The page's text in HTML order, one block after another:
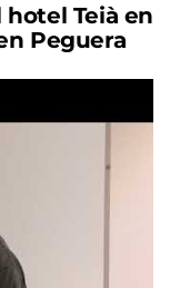
Teià en
Peguera